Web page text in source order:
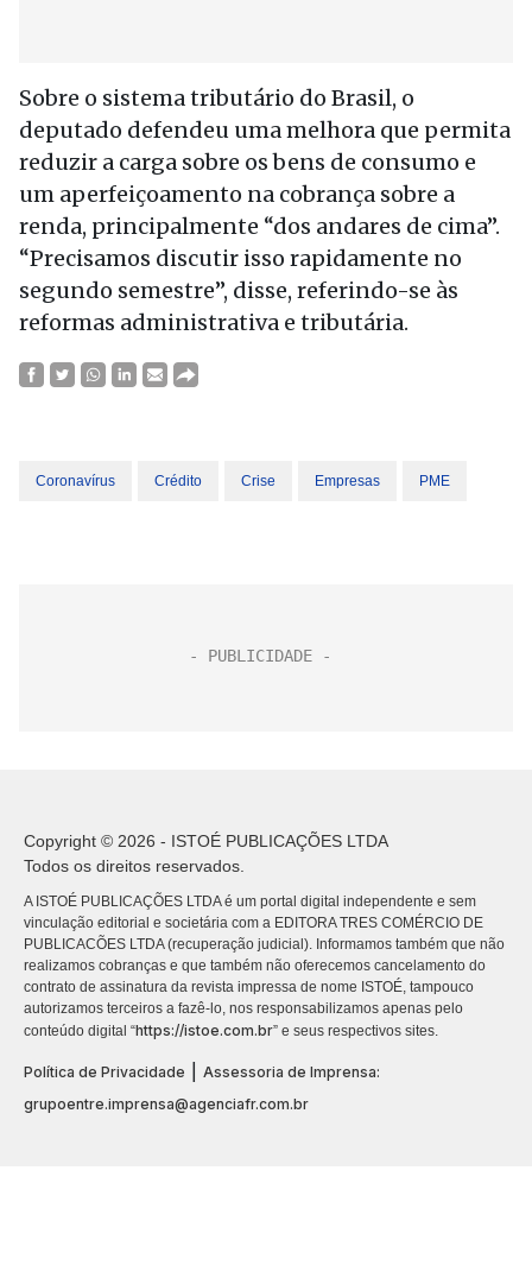
Sobre o sistema tributário do Brasil, o
deputado defendeu uma melhora que permita
reduzir a carga sobre os bens de consumo e
um aperfeiçoamento na cobrança sobre a
renda, principalmente “dos andares de cima”.
“Precisamos discutir isso rapidamente no
segundo semestre”, disse, referindo-se às
reformas administrativa e tributária.
Coronavírus Crédito Crise Empresas PME
Copyright © 2026 - ISTOÉ PUBLICAÇÕES LTDA
Todos os direitos reservados.
A ISTOÉ PUBLICAÇÕES LTDA é um portal digital independente e sem
vinculação editorial e societária com a EDITORA TRES COMÉRCIO DE
PUBLICACÕES LTDA (recuperação judicial). Informamos também que não
realizamos cobranças e que também não oferecemos cancelamento do
contrato de assinatura da revista impressa de nome ISTOÉ, tampouco
autorizamos terceiros a fazê-lo, nos responsabilizamos apenas pelo
conteúdo digital “https://istoe.com.br” e seus respectivos sites.
Política de Privacidade
Assessoria de Imprensa:
grupoentre.imprensa@agenciafr.com.br